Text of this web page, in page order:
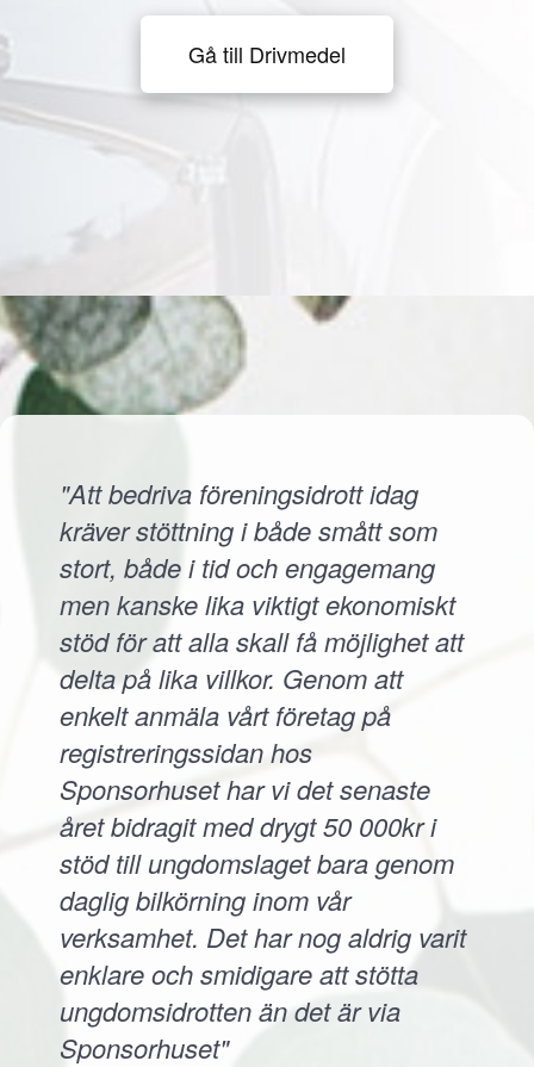
Gå till Drivmedel
"Att bedriva föreningsidrott idag
kräver stöttning i både smått som
stort, både i tid och engagemang
men kanske lika viktigt ekonomiskt
stöd för att alla skall få möjlighet att
delta på lika villkor. Genom att
enkelt anmäla vårt företag på
registreringssidan hos
Sponsorhuset har vi det senaste
året bidragit med drygt 50 000kr i
stöd till ungdomslaget bara genom
daglig bilkörning inom vår
verksamhet. Det har nog aldrig varit
enklare och smidigare att stötta
ungdomsidrotten än det är via
Sponsorhuset"